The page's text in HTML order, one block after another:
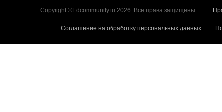
Copyright ©Edcommunity.ru 2026. Все права защищены.
Соглашение на обработку персональных данных